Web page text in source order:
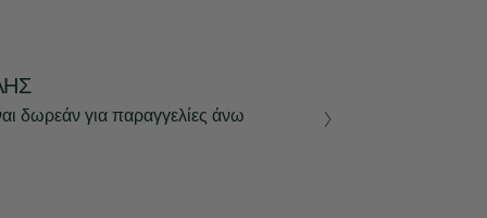
δωρεάν για παραγγελίες άνω